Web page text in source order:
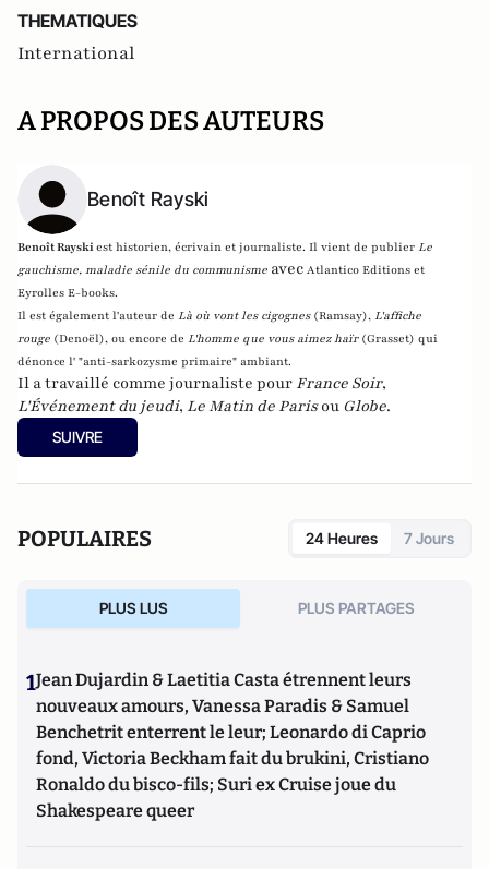
THEMATIQUES
International
A PROPOS DES AUTEURS
Benoît Rayski
Benoît Rayskiest historien, écrivain et journaliste. Il vient de publier Le
gauchisme, maladie sénile du communisme avec Atlantico Editions et
Eyrolles E-books.
Il est également l'auteur de Là où vont les cigognes (Ramsay), L'affiche
rouge (Denoël), ou encore de L'homme que vous aimez haïr (Grasset) qui
dénonce l' "anti-sarkozysme primaire" ambiant.
Il a travaillé comme journaliste pour France Soir,
L'Événement du jeudi, Le Matin de Parisou Globe.
SUIVRE
POPULAIRES 24 Heures 7 Jours
PLUS LUS PLUS PARTAGES
1Jean Dujardin & Laetitia Casta étrennent leurs
nouveaux amours, Vanessa Paradis & Samuel
Benchetrit enterrent le leur; Leonardo di Caprio
fond, Victoria Beckham fait du brukini, Cristiano
Ronaldo du bisco-fils; Suri ex Cruise joue du
Shakespeare queer